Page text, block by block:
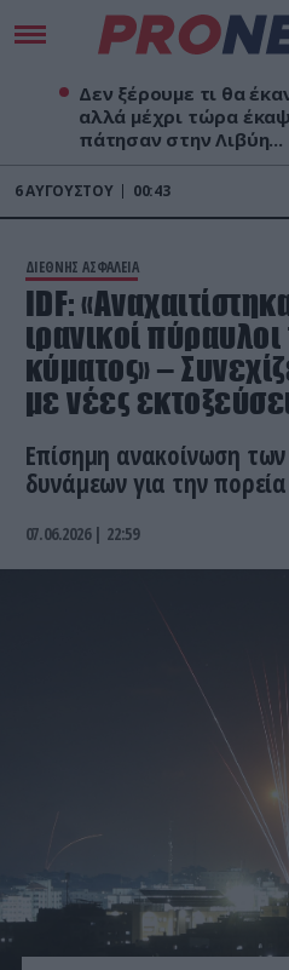
Δεν ξέρουμε τι θα
αλλά μέχρι τώρα
πάτησαν στην Λιβύη...
6ΑΥΓΟΎΣΤΟΥ 00:43
ΔΙΕΘΝΗΣ ΑΣΦΑΛΕΙΑ
IDF:
ιρανικοί
κύματος» –
με νέες
Επίσημη ανακοίνωση
δυνάμεων για την
07.06.2026 | 22:59